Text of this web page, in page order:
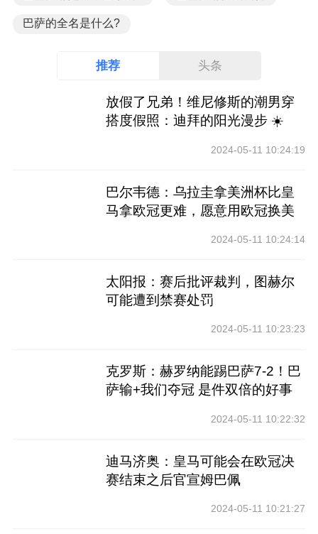
巴萨的全名是什么?
推荐 头条
放假了兄弟！维尼修斯的潮男穿
搭度假照：迪拜的阳光漫步 ☀️
2024-05-11 10:24:19
巴尔韦德：乌拉圭拿美洲杯比皇
马拿欧冠更难，愿意用欧冠换美
2024-05-11 10:24:14
太阳报：赛后批评裁判，图赫尔
可能遭到禁赛处罚
2024-05-11 10:23:23
克罗斯：赫罗纳能踢巴萨7-2！巴
萨输+我们夺冠 是件双倍的好事
2024-05-11 10:22:32
迪马济奥：皇马可能会在欧冠决
赛结束之后官宣姆巴佩
2024-05-11 10:21:27